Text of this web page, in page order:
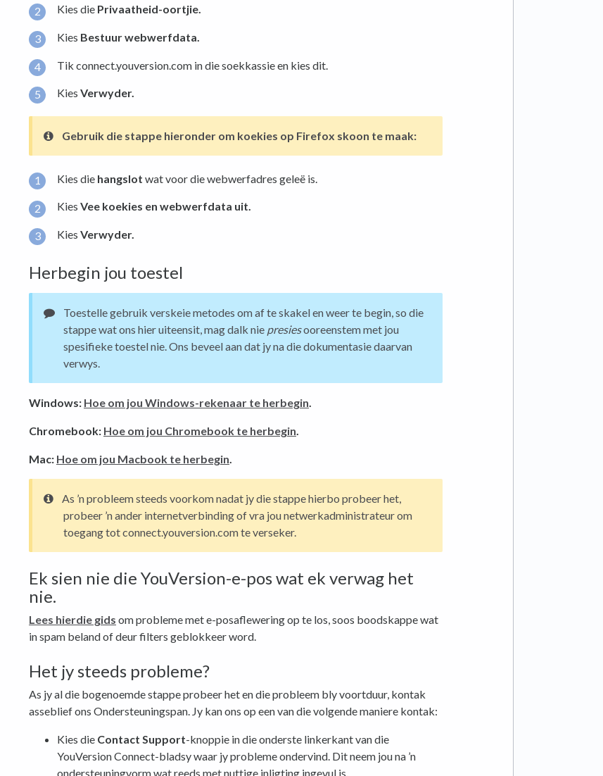
Kies die Privaatheid-oortjie.
Kies Bestuur webwerfdata.
Tik connect.youversion.com in die soekkassie en kies dit.
Kies Verwyder.
Gebruik die stappe hieronder om koekies op Firefox skoon te maak:
Kies die hangslot wat voor die webwerfadres geleë is.
Kies Vee koekies en webwerfdata uit.
Kies Verwyder.
Herbegin jou toestel
Toestelle gebruik verskeie metodes om af te skakel en weer te begin, so die
stappe wat ons hier uiteensit, mag dalk nie presiesooreenstem met jou
spesifieke toestel nie. Ons beveel aan dat jy na die dokumentasie daarvan
verwys.
Windows: Hoe om jou Windows-rekenaar te herbegin
Chromebook: Hoe om jou Chromebook te herbegin
Mac: Hoe om jou Macbook te herbegin
As ’n probleem steeds voorkom nadat jy die stappe hierbo probeer het,
probeer ’n ander internetverbinding of vra jou netwerkadministrateur om
toegang tot connect.youversion.com te verseker.
Ek sien nie die YouVersion-e-pos wat ek verwag het
nie.
Lees hierdie gids om probleme met e-posaflewering op te los, soos boodskappe wat
in spam beland of deur filters geblokkeer word.
Het jy steeds probleme?
As jy al die bogenoemde stappe probeer het en die probleem bly voortduur, kontak
asseblief ons Ondersteuningspan. Jy kan ons op een van die volgende maniere kontak:
Kies die Contact Support-knoppie in die onderste linkerkant van die
YouVersion Connect-bladsy waar jy probleme ondervind. Dit neem jou na ’n
ondersteuningvorm wat reeds met nuttige inligting ingevul is.